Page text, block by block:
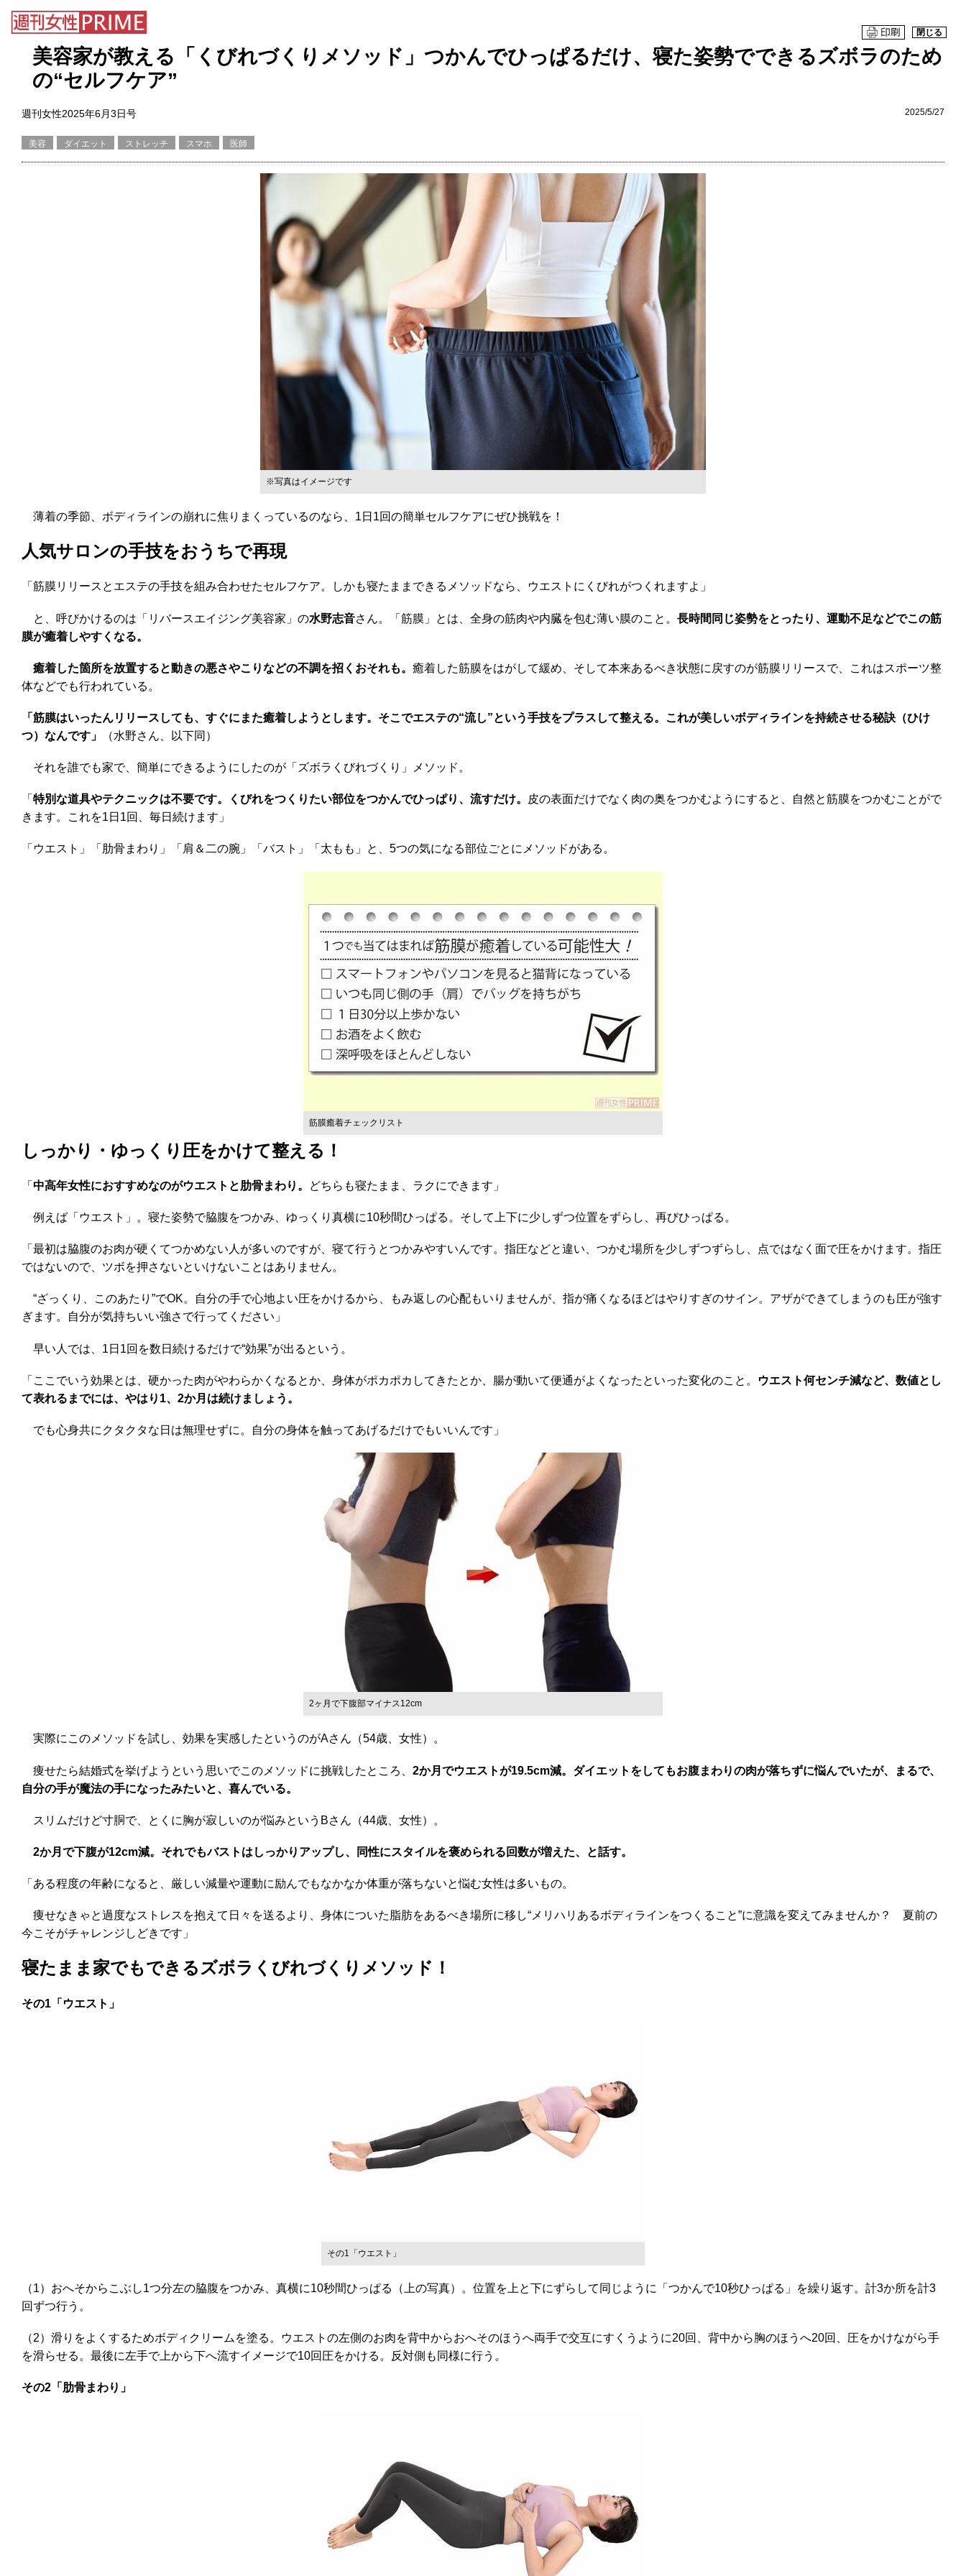
閉じる
美容家が教える「くびれづくりメソッド」つかんでひっぱるだけ、寝た姿勢でできるズボラのため
の“セルフケア”
週刊女性2025年6月3日号 2025/5/27
美容 ダイエット ストレッチ スマホ 医師
※写真はイメージです
薄着の季節、ボディラインの崩れに焦りまくっているのなら、1日1回の簡単セルフケアにぜひ挑戦を！
人気サロンの手技をおうちで再現
「筋膜リリースとエステの手技を組み合わせたセルフケア。しかも寝たままできるメソッドなら、ウエストにくびれがつくれますよ」
と、呼びかけるのは「リバースエイジング美容家」の水野志音さん。「筋膜」とは、全身の筋肉や内臓を包む薄い膜のこと。 長時間同じ姿勢をとったり、運動不足などでこの筋
膜が癒着しやすくなる。
癒着した箇所を放置すると動きの悪さやこりなどの不調を招くおそれも。 癒着した筋膜をはがして緩め、そして本来あるべき状態に戻すのが筋膜リリースで、これはスポーツ整
体などでも行われている。
「筋膜はいったんリリースしても、すぐにまた癒着しようとします。そこでエステの“流し”という手技をプラスして整える。これが美しいボディラインを持続させる秘訣（ひけ
つ）なんです」
（水野さん、以下同）
それを誰でも家で、簡単にできるようにしたのが「ズボラくびれづくり」メソッド。
「 特別な道具やテクニックは不要です。くびれをつくりたい部位をつかんでひっぱり、流すだけ。
皮の表面だけでなく肉の奥をつかむようにすると、自然と筋膜をつかむことがで
きます。これを1日1回、毎日続けます」
「ウエスト」「肋骨まわり」「肩＆二の腕」「バスト」「太もも」と、5つの気になる部位ごとにメソッドがある。
筋膜癒着チェックリスト
しっかり・ゆっくり圧をかけて整える！
「 中高年女性におすすめなのがウエストと肋骨まわり。 どちらも寝たまま、ラクにできます」
例えば「ウエスト」。寝た姿勢で脇腹をつかみ、ゆっくり真横に10秒間ひっぱる。そして上下に少しずつ位置をずらし、再びひっぱる。
「最初は脇腹のお肉が硬くてつかめない人が多いのですが、寝て行うとつかみやすいんです。指圧などと違い、つかむ場所を少しずつずらし、点ではなく面で圧をかけます。指圧
ではないので、ツボを押さないといけないことはありません。
“ざっくり、このあたり”でOK。自分の手で心地よい圧をかけるから、もみ返しの心配もいりませんが、指が痛くなるほどはやりすぎのサイン。アザができてしまうのも圧が強す
ぎます。自分が気持ちいい強さで行ってください」
早い人では、1日1回を数日続けるだけで“効果”が出るという。
「ここでいう効果とは、硬かった肉がやわらかくなるとか、身体がポカポカしてきたとか、腸が動いて便通がよくなったといった変化のこと。
ウエスト何センチ減など、数値とし
て表れるまでには、やはり1、2か月は続けましょう。
でも心身共にクタクタな日は無理せずに。自分の身体を触ってあげるだけでもいいんです」
2ヶ月で下腹部マイナス12cm
実際にこのメソッドを試し、効果を実感したというのがAさん（54歳、女性）。
痩せたら結婚式を挙げようという思いでこのメソッドに挑戦したところ、 2か月でウエストが19.5cm減。ダイエットをしてもお腹まわりの肉が落ちずに悩んでいたが、まるで、
自分の手が魔法の手になったみたいと、喜んでいる。
スリムだけど寸胴で、とくに胸が寂しいのが悩みというBさん（44歳、女性）。
2か月で下腹が12cm減。それでもバストはしっかりアップし、同性にスタイルを褒められる回数が増えた、と話す。
「ある程度の年齢になると、厳しい減量や運動に励んでもなかなか体重が落ちないと悩む女性は多いもの。
痩せなきゃと過度なストレスを抱えて日々を送るより、身体についた脂肪をあるべき場所に移し“メリハリあるボディラインをつくること”に意識を変えてみませんか？ 夏前の
今こそがチャレンジしどきです」
寝たまま家でもできるズボラくびれづくりメソッド！
その1「ウエスト」
その1「ウエスト」
（1）おへそからこぶし1つ分左の脇腹をつかみ、真横に10秒間ひっぱる（上の写真）。位置を上と下にずらして同じように「つかんで10秒ひっぱる」を繰り返す。計3か所を計3
回ずつ行う。
（2）滑りをよくするためボディクリームを塗る。ウエストの左側のお肉を背中からおへそのほうへ両手で交互にすくうように20回、背中から胸のほうへ20回、圧をかけながら手
を滑らせる。最後に左手で上から下へ流すイメージで10回圧をかける。反対側も同様に行う。
その2「肋骨まわり」